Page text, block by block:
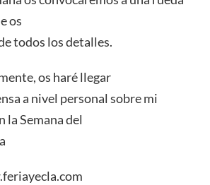
os
todos los detalles.
os haré llegar
a nivel personal sobre mi
la Semana del